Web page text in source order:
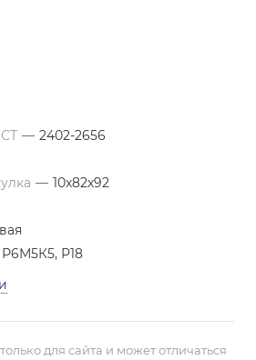
— 2402-2656
— 10х82х92
Р18
для сайта и может отличаться